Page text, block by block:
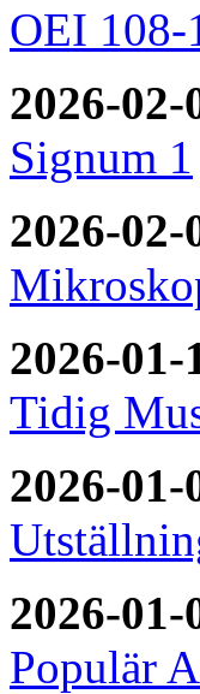
OEI 108-
2026-02-
Signum 1
2026-02-
2026-01-
Tidig
2026-01-
2026-01-
Populär